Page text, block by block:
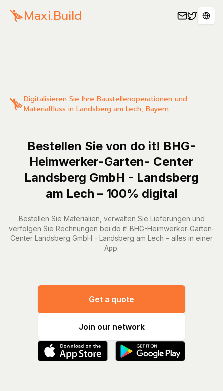
Maxi.Build
Digitalisieren Sie Ihre Baustellenoperationen und
Materialfluss in Landsberg am Lech, Bayern
Bestellen Sie von do it! BHG-
Heimwerker-Garten- Center
Landsberg GmbH - Landsberg
am Lech – 100% digital
Bestellen Sie Materialien, verwalten Sie Lieferungen und
verfolgen Sie Rechnungen bei do it! BHG-Heimwerker-Garten-
Center Landsberg GmbH - Landsberg am Lech – alles in einer
App.
Get a quote
Join our network